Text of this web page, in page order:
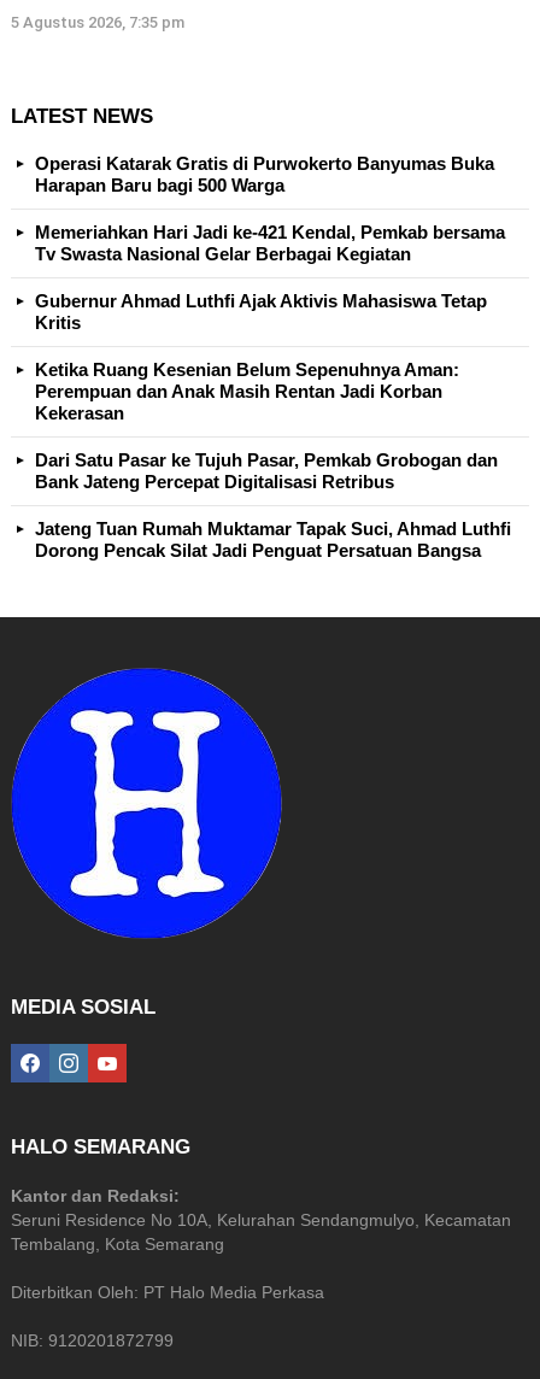
5 Agustus 2026, 7:35 pm
LATEST NEWS
Operasi Katarak Gratis di Purwokerto Banyumas Buka
Harapan Baru bagi 500 Warga
Memeriahkan Hari Jadi ke-421 Kendal, Pemkab bersama
Tv Swasta Nasional Gelar Berbagai Kegiatan
Gubernur Ahmad Luthfi Ajak Aktivis Mahasiswa Tetap
Kritis
Ketika Ruang Kesenian Belum Sepenuhnya Aman:
Perempuan dan Anak Masih Rentan Jadi Korban
Kekerasan
Dari Satu Pasar ke Tujuh Pasar, Pemkab Grobogan dan
Bank Jateng Percepat Digitalisasi Retribus
Jateng Tuan Rumah Muktamar Tapak Suci, Ahmad Luthfi
Dorong Pencak Silat Jadi Penguat Persatuan Bangsa
MEDIA SOSIAL
facebookinstagramyoutube
HALO SEMARANG
Kantor dan Redaksi:
Seruni Residence No 10A, Kelurahan Sendangmulyo, Kecamatan
Tembalang, Kota Semarang
Diterbitkan Oleh: PT Halo Media Perkasa
NIB: 9120201872799